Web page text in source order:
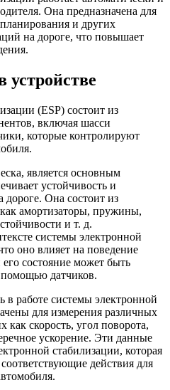
Она предназначена для
и других
на дороге, что повышает
(ESP) состоит из
включая шасси
которые контролируют
является основным
устойчивость и
дороге. Она состоит из
амортизаторы, пружины,
и т. д.
системы электронной
оно влияет на поведение
состояние может быть
датчиков.
работе системы электронной
для измерения различных
как скорость, угол поворота,
ускорение. Эти данные
стабилизации, которая
действия для